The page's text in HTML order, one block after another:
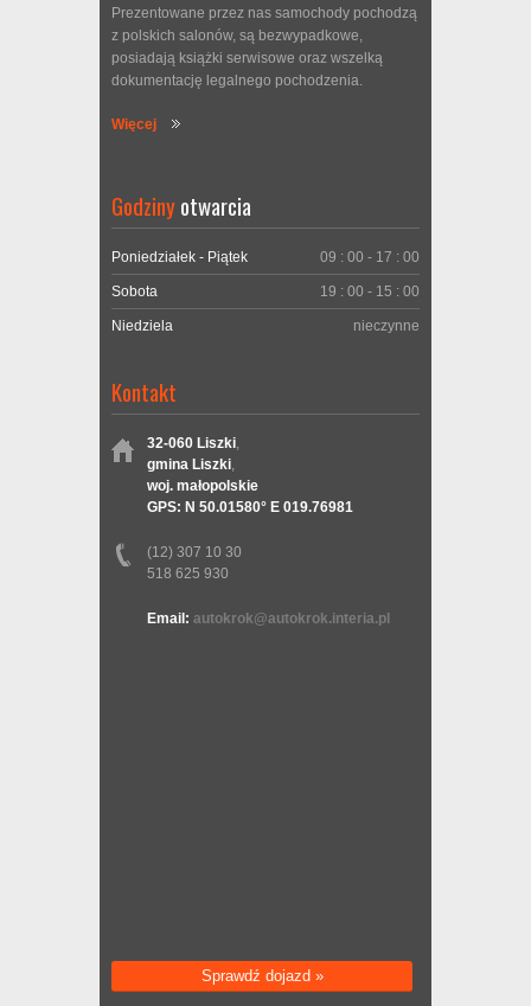
Prezentowane przez nas samochody pochodzą
z polskich salonów, są bezwypadkowe,
posiadają książki serwisowe oraz wszelką
dokumentację legalnego pochodzenia.
Więcej
Godzinyotwarcia
Poniedziałek - Piątek 09 : 00 - 17 : 00
Sobota 19 : 00 - 15 : 00
Niedziela nieczynne
Kontakt
32-060 Liszki
gmina Liszki
woj. małopolskie
GPS: N 50.01580° E 019.76981
(12) 307 10 30
518 625 930
Email: autokrok@autokrok.interia.pl
Sprawdź dojazd »